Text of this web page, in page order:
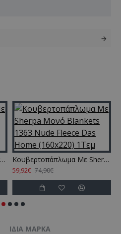
Κουβερτοπάπλωμα Με Sherpa Μονό Blankets 1368 Grey Fleece Das Home (160x220) 1Τεμ Κουβερτοπάπλωμα Με Sherpa Μονό Blankets 1363 Nude Fleece Das Home (160x220) 1Τεμ
59,92€ 74,90€
ΊΔΙΑ ΜΆΡΚΑ